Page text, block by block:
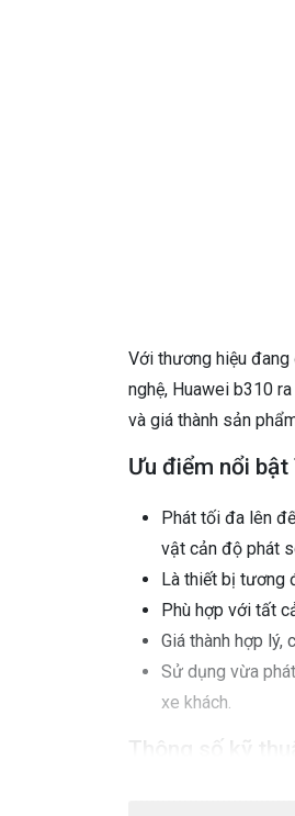
Với thương hiệu
nghệ, Huawei b310
và giá thành sản
Ưu điểm nổi
Phát tối đa lên
vật cản độ phát
Là thiết bị tương
Phù hợp với tất
Giá thành hợp lý,
Sử dụng vừa
xe khách.
Thông số kỹ